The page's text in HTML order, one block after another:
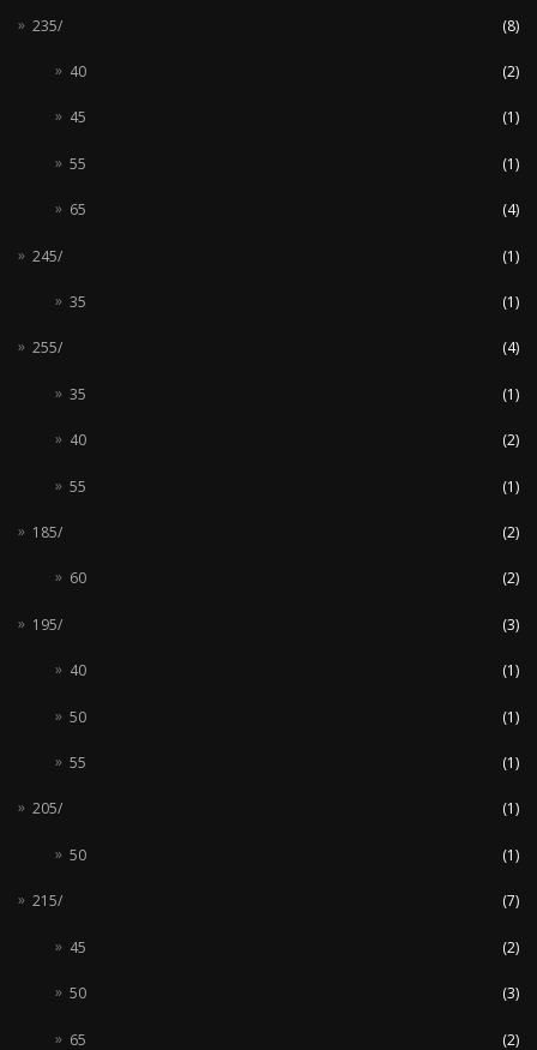
235/ (8)
40 (2)
45 (1)
55 (1)
65 (4)
245/ (1)
35 (1)
255/ (4)
35 (1)
40 (2)
55 (1)
185/ (2)
60 (2)
195/ (3)
40 (1)
50 (1)
55 (1)
205/ (1)
50 (1)
215/ (7)
45 (2)
50 (3)
65 (2)